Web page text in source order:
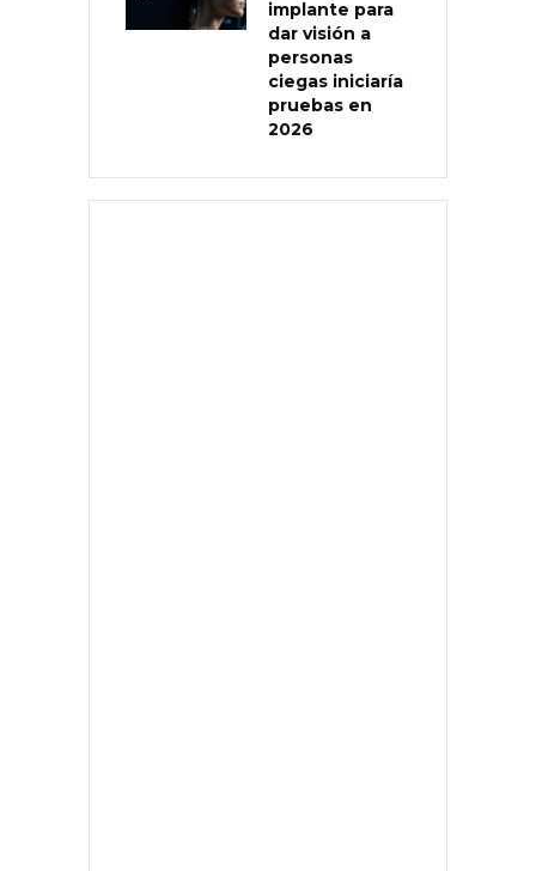
implante para
dar visión a
personas
ciegas iniciaría
pruebas en
2026